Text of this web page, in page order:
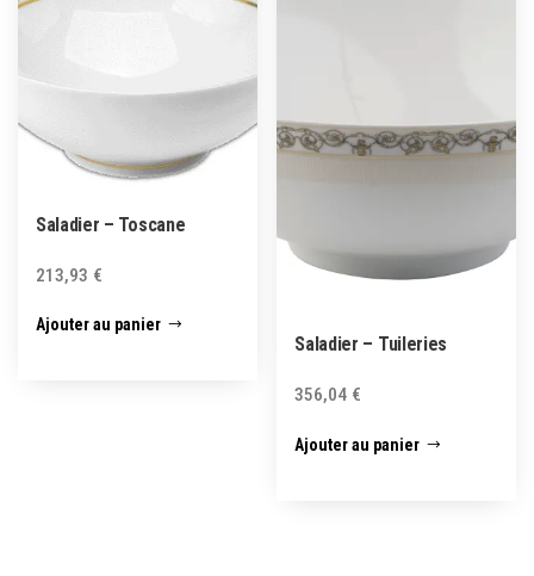
Saladier – Toscane
213,93 €
Ajouter au panier
Saladier – Tuileries
356,04 €
Ajouter au panier